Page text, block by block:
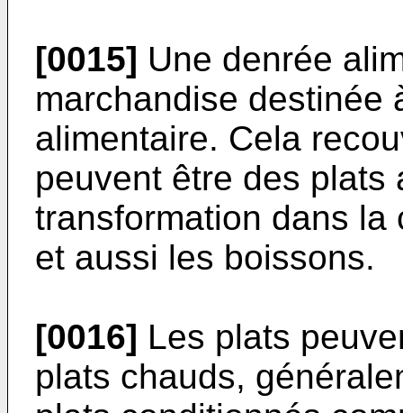
[0015] Une denrée
marchandise destinée
alimentaire. Cela
peuvent être des plats
transformation dans la
et aussi les boissons.
[0016] Les plats
plats chauds,